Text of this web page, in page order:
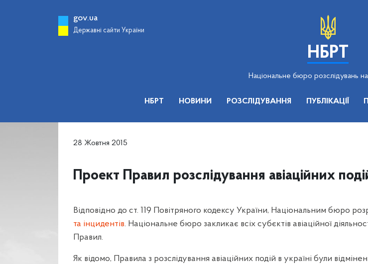
gov.ua
Державні сайти України
НБРТ
Національне бюро розслідувань
НБРТ НОВИНИ РОЗСЛІДУВАННЯ ПУБЛІКАЦІЇ
28 Жовтня 2015
Проект Правил розслідування авіаційних
Відповідно до ст. 119 Повітряного кодексу України, Національним бюро
та інцидентів. Національне бюро закликає всіх субєктів авіаційної
Правил.
Як відомо, Правила з розслідування авіаційних подій в україні були